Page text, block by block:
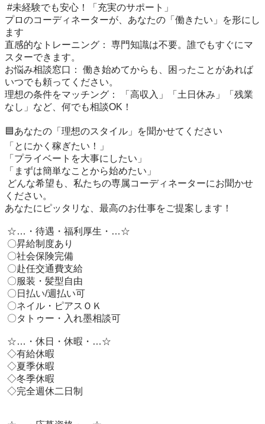
プロのコーディネーターが、あなたの「働きたい」を形にし
ます
直感的なトレーニング： 専門知識は不要。誰でもすぐにマ
スターできます。
お悩み相談窓口： 働き始めてからも、困ったことがあれば
いつでも頼ってください。
理想の条件をマッチング： 「高収入」「土日休み」「残業
なし」など、何でも相談OK！
🟦あなたの「理想のスタイル」を聞かせてください
「とにかく稼ぎたい！」
「プライベートを大事にしたい」
「まずは簡単なことから始めたい」
ください。
あなたにピッタリな、最高のお仕事をご提案します！